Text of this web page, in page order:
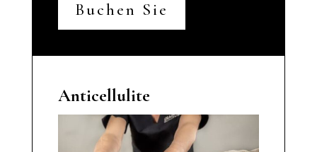
Buchen Sie
Anticellulite